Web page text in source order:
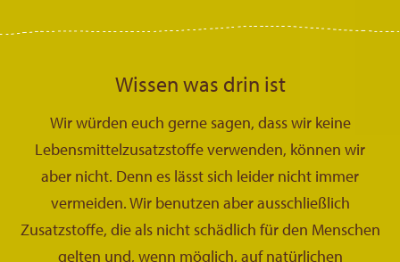
Wissen was drin ist
Wir würden euch gerne sagen, dass wir keine
Lebensmittelzusatzstoffe verwenden, können wir
aber nicht. Denn es lässt sich leider nicht immer
vermeiden. Wir benutzen aber ausschließlich
Zusatzstoffe, die als nicht schädlich für den Menschen
gelten und, wenn möglich, auf natürlichen